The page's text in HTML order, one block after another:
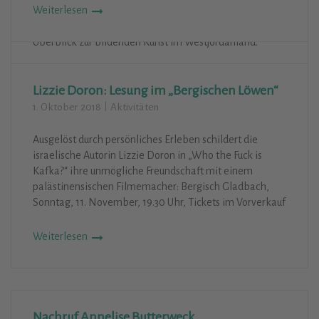
seinem Einführungsvortrag die drei im Kulturhaus
Überblick zur bildenden Kunst im Westjordanland.
Weiterlesen
Lizzie Doron: Lesung im „Bergischen Löwen“
1. Oktober 2018 Aktivitäten
Ausgelöst durch persönliches Erleben schildert die
israelische Autorin Lizzie Doron in „Who the Fuck is
Kafka?“ ihre unmögliche Freundschaft mit einem
palästinensischen Filmemacher: Bergisch Gladbach,
Sonntag, 11. November, 19.30 Uhr, Tickets im Vorverkauf
Weiterlesen